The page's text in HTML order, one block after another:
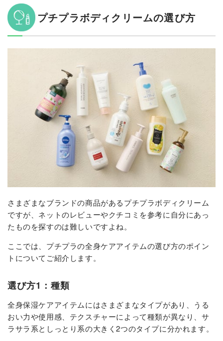
プチプラボディクリームの選び方
さまざまなブランドの商品があるプチプラボディクリーム
ですが、ネットのレビューやクチコミを参考に自分にあっ
たものを探すのは難しいですよね。
ここでは、プチプラの全身ケアアイテムの選び方のポイン
トについてご紹介します。
選び方1：種類
全身保湿ケアアイテムにはさまざまなタイプがあり、うる
おい力や使用感、テクスチャーによって種類が異なり、サ
ラサラ系としっとり系の大きく2つのタイプに分かれます。